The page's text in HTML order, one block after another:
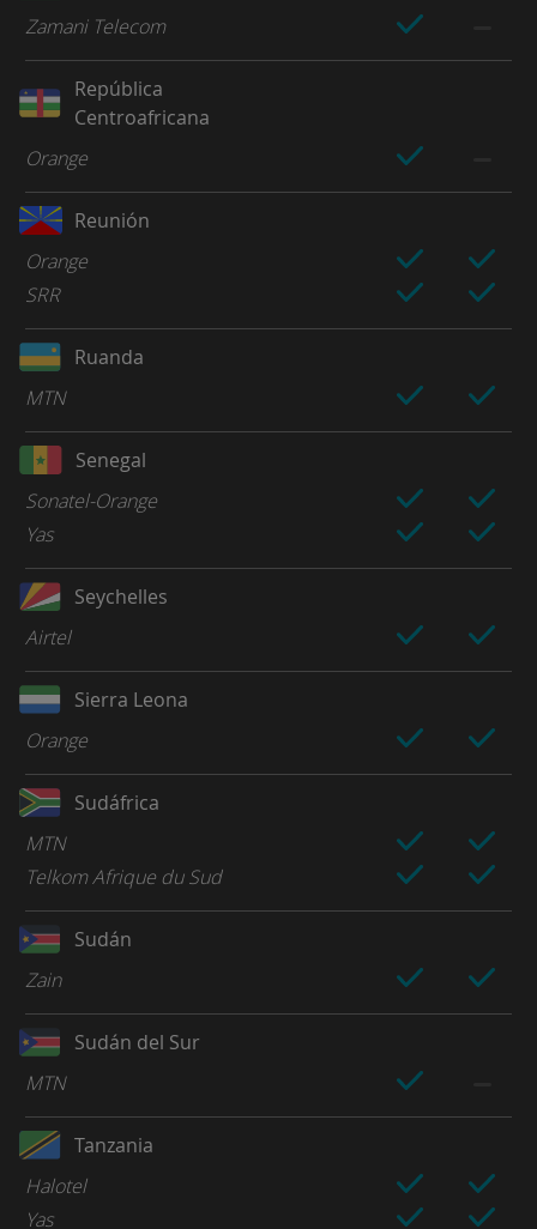
Zamani Telecom
República
Centroafricana
Orange
Reunión
Orange
SRR
Ruanda
MTN
Senegal
Sonatel-Orange
Yas
Seychelles
Airtel
Sierra Leona
Orange
Sudáfrica
MTN
Telkom Afrique du Sud
Sudán
Zain
Sudán del Sur
MTN
Tanzania
Halotel
Yas